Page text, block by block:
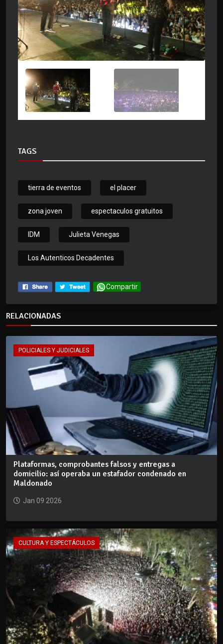
TAGS
tierra de eventos el placer
zona joven espectaculos gratuitos
IDM Julieta Venegas
Los Autenticos Decadentes
Compartir
RELACIONADAS
POLICIALES Y JUDICIALES
Plataformas, comprobantes falsos y entregas a
domicilio: así operaba un estafador condenado en
Maldonado
Jan 09 2026
CULTURA Y ESPECTÁCULOS